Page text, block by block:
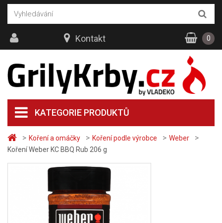
> Koření a omáčky > Koření podle výrobce > Weber >
Koření Weber KC BBQ Rub 206 g
KATEGORIE PRODUKTŮ
Kontakt 0